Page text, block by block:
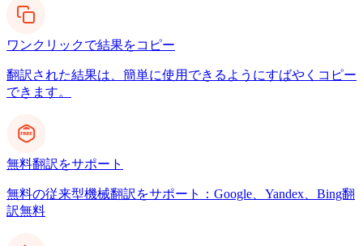
ワンクリックで結果をコピー
翻訳された結果は、簡単に使用できるようにすばやくコピー
できます。
無料翻訳をサポート
無料の従来型機械翻訳をサポート：Google、Yandex、Bing翻
訳無料